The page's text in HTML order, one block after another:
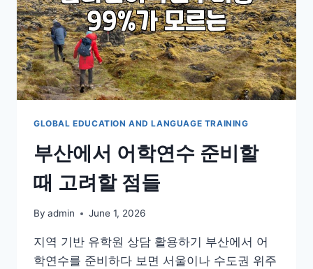
GLOBAL EDUCATION AND LANGUAGE TRAINING
부산에서 어학연수 준비할
때 고려할 점들
By admin June 1, 2026
지역 기반 유학원 상담 활용하기 부산에서 어
학연수를 준비하다 보면 서울이나 수도권 위주